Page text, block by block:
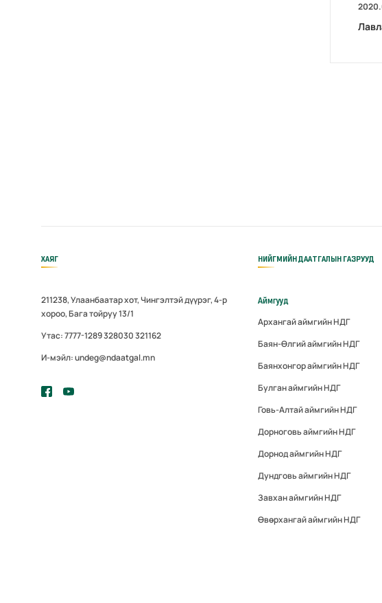
ХАЯГ
211238, Улаанбаатар хот, Чингэлтэй дүүрэг, 4-р
хороо, Бага тойруу 13/1
Утас: 7777-1289 328030 321162
И-мэйл: undeg@ndaatgal.mn
НИЙГМИЙН ДААТГАЛЫН ГАЗРУУД
Аймгууд
Архангай аймгийн НДГ
Баян-Өлгий аймгийн НДГ
Баянхонгор аймгийн НДГ
Булган аймгийн НДГ
Говь-Алтай аймгийн НДГ
Дорноговь аймгийн НДГ
Дорнод аймгийн НДГ
Дундговь аймгийн НДГ
Завхан аймгийн НДГ
Өвөрхангай аймгийн НДГ